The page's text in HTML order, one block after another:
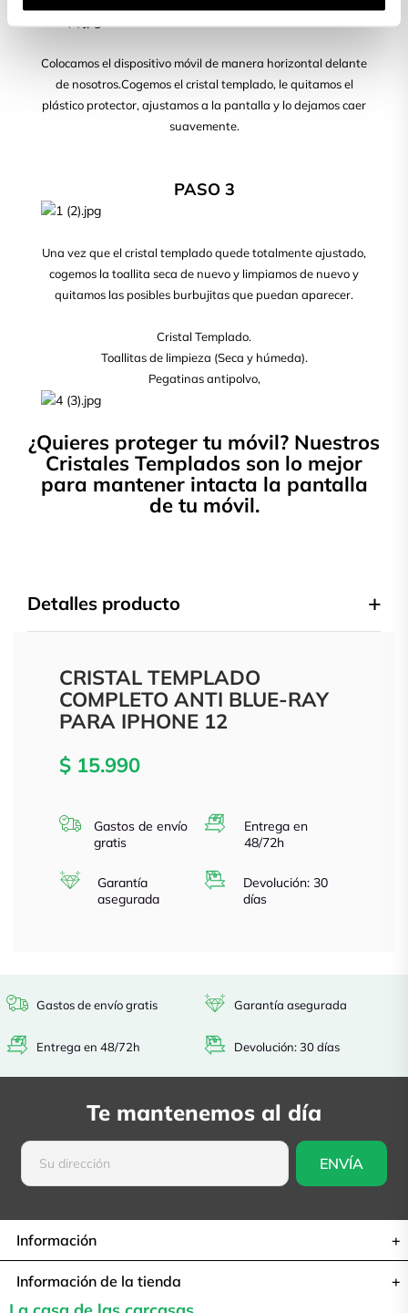
Colocamos el dispositivo móvil de manera horizontal delante
de nosotros.Cogemos el cristal templado, le quitamos el
plástico protector, ajustamos a la pantalla y lo dejamos caer
suavemente.
PASO 3
Una vez que el cristal templado quede totalmente ajustado,
cogemos la toallita seca de nuevo y limpiamos de nuevo y
quitamos las posibles burbujitas que puedan aparecer.
Cristal Templado.
Toallitas de limpieza (Seca y húmeda).
Pegatinas antipolvo,
¿Quieres proteger tu móvil? Nuestros
Cristales Templados son lo mejor
para mantener intacta la pantalla
de tu móvil.
Detalles producto
CRISTAL TEMPLADO
COMPLETO ANTI BLUE-RAY
PARA IPHONE 12
$ 15.990
Gastos de envío
gratis
Entrega en
48/72h
Garantía
asegurada
Devolución: 30
días
Gastos de envío gratis
Entrega en 48/72h
Garantía asegurada
Devolución: 30 días
Te mantenemos al día
Información
Información de la tienda